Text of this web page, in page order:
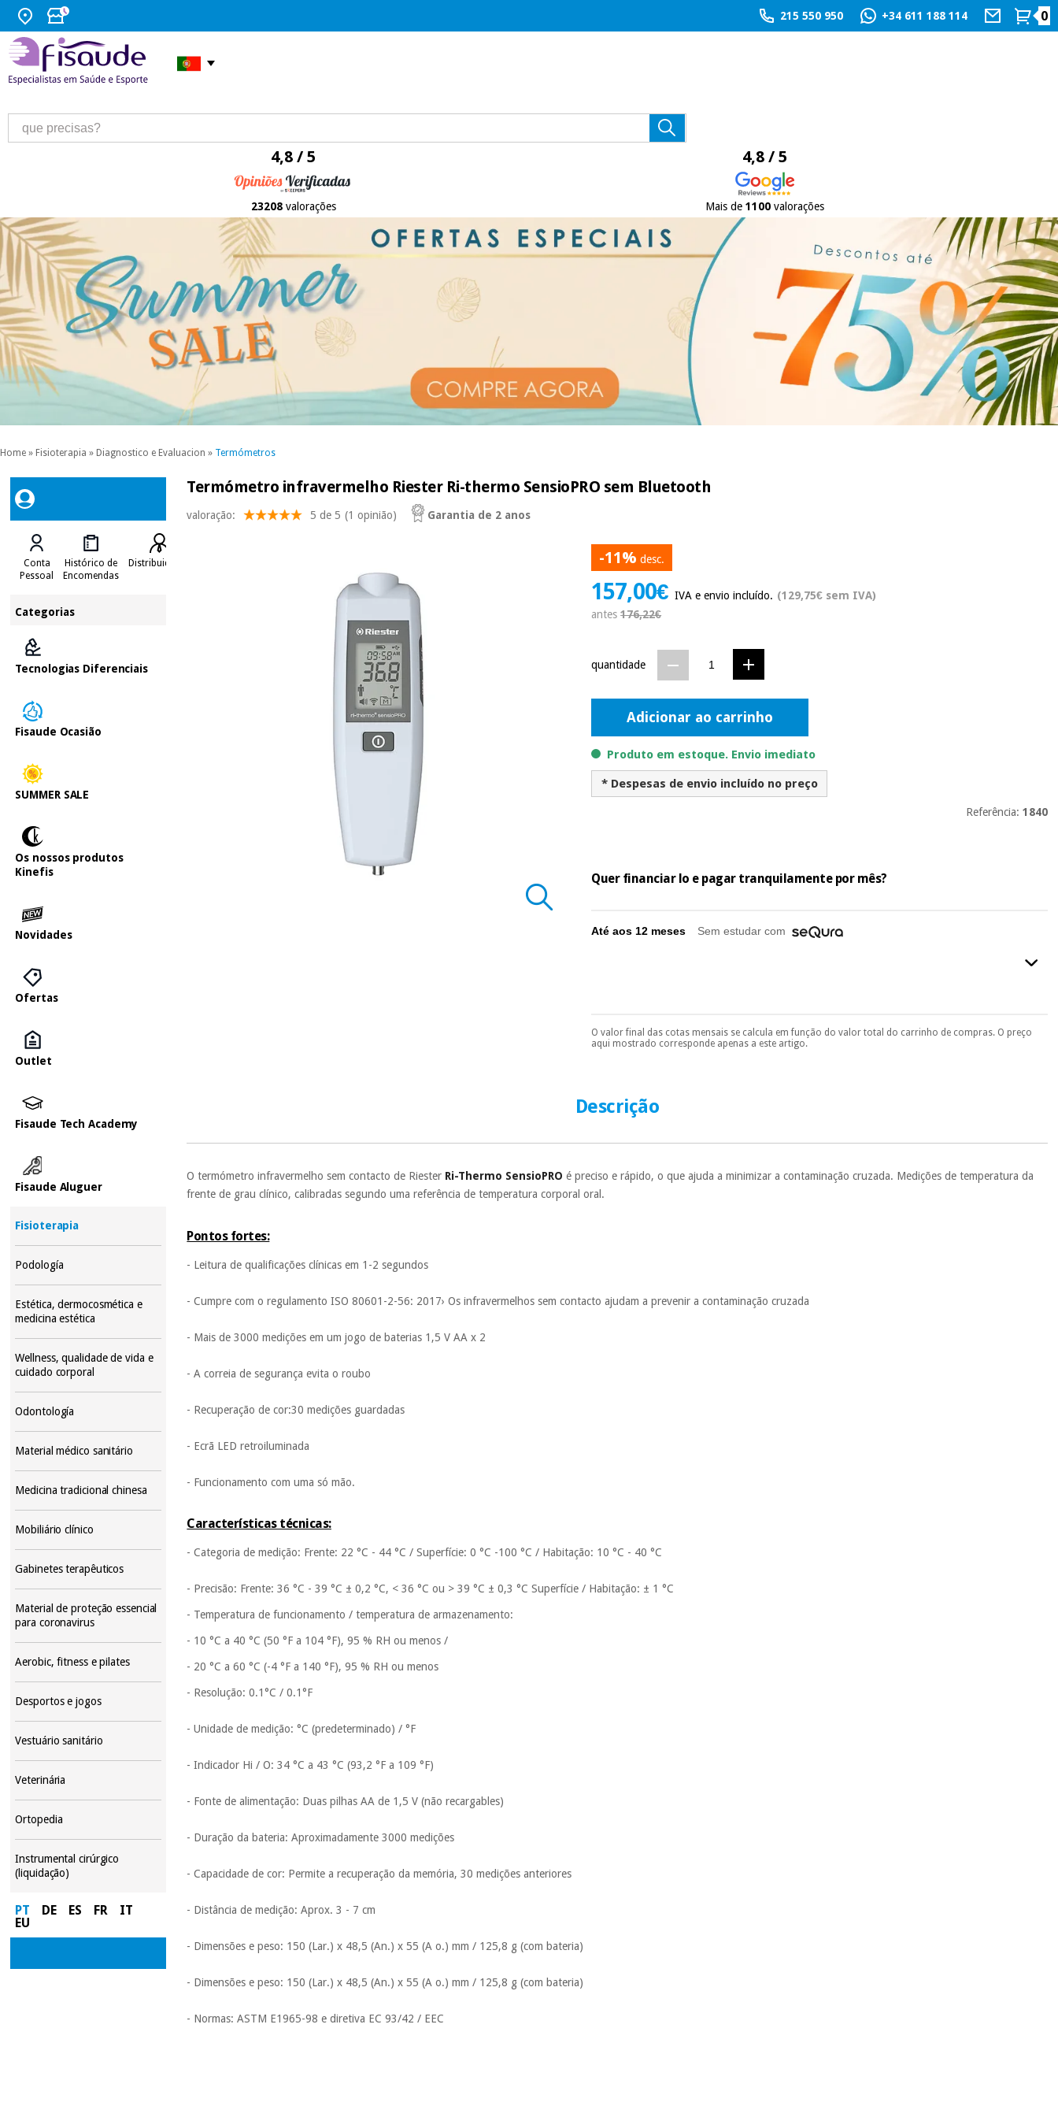
215 550 950 +34 611 188 114 0
4,8 / 5
23208valorações
4,8 / 5
Mais de 1100valorações
Home » Fisioterapia » Diagnostico e Evaluacion » Termómetros
Conta
Pessoal
Histórico de
Encomendas
Distribuidores
Categorias
Tecnologias Diferenciais
Fisaude Ocasião
SUMMER SALE
Os nossos produtos
Kinefis
Novidades
Ofertas
Outlet
Fisaude Tech Academy
Fisaude Aluguer
Fisioterapia
Podología
Estética, dermocosmética e
medicina estética
Wellness, qualidade de vida e
cuidado corporal
Odontología
Material médico sanitário
Medicina tradicional chinesa
Mobiliário clínico
Gabinetes terapêuticos
Material de proteção essencial
para coronavirus
Aerobic, fitness e pilates
Desportos e jogos
Vestuário sanitário
Veterinária
Ortopedia
Instrumental cirúrgico
(liquidação)
PT DE ES FR
IT
EU
Termómetro infravermelho Riester Ri-thermo SensioPRO sem Bluetooth
valoração: 5 de 5 (1 opinião) Garantia de 2 anos
-11% desc.
157,00€IVA e envio incluído. (129,75€ sem IVA)
antes176,22€
quantidade
Adicionar ao carrinho
Produto em estoque. Envio imediato
* Despesas de envio incluído no preço
Referência: 1840
Quer financiar lo e pagar tranquilamente por mês?
Até aos 12 meses Sem estudar com
Pode escolhê-lo no final do processo de compra, ao escolher o método de pagamento.
Só precisará do seu documento de identificação, número de telemóvel e
Muito conveniente
sem penalizações ou truques.
O valor final das cotas mensais se calcula em função do valor total do carrinho de compras. O preço
aqui mostrado corresponde apenas a este artigo.
Descrição
O termómetro infravermelho sem contacto de Riester Ri-Thermo SensioPRO é preciso e rápido, o que ajuda a minimizar a contaminação cruzada. Medições de temperatura da
frente de grau clínico, calibradas segundo uma referência de temperatura corporal oral.
Pontos fortes:
- Leitura de qualificações clínicas em 1-2 segundos
- Cumpre com o regulamento ISO 80601-2-56: 2017› Os infravermelhos sem contacto ajudam a prevenir a contaminação cruzada
- Mais de 3000 medições em um jogo de baterias 1,5 V AA x 2
- A correia de segurança evita o roubo
- Recuperação de cor:30 medições guardadas
- Ecrã LED retroiluminada
- Funcionamento com uma só mão.
Características técnicas:
- Categoria de medição: Frente: 22 °C - 44 °C / Superfície: 0 °C -100 °C / Habitação: 10 °C - 40 °C
- Precisão: Frente: 36 °C - 39 °C ± 0,2 °C, < 36 °C ou > 39 °C ± 0,3 °C Superfície / Habitação: ± 1 °C
- Temperatura de funcionamento / temperatura de armazenamento:
- 10 °C a 40 °C (50 °F a 104 °F), 95 % RH ou menos /
- 20 °C a 60 °C (-4 °F a 140 °F), 95 % RH ou menos
- Resolução: 0.1°C / 0.1°F
- Unidade de medição: °C (predeterminado) / °F
- Indicador Hi / O: 34 °C a 43 °C (93,2 °F a 109 °F)
- Fonte de alimentação: Duas pilhas AA de 1,5 V (não recargables)
- Duração da bateria: Aproximadamente 3000 medições
- Capacidade de cor: Permite a recuperação da memória, 30 medições anteriores
- Distância de medição: Aprox. 3 - 7 cm
- Dimensões e peso: 150 (Lar.) x 48,5 (An.) x 55 (A o.) mm / 125,8 g (com bateria)
- Dimensões e peso: 150 (Lar.) x 48,5 (An.) x 55 (A o.) mm / 125,8 g (com bateria)
- Normas: ASTM E1965-98 e diretiva EC 93/42 / EEC